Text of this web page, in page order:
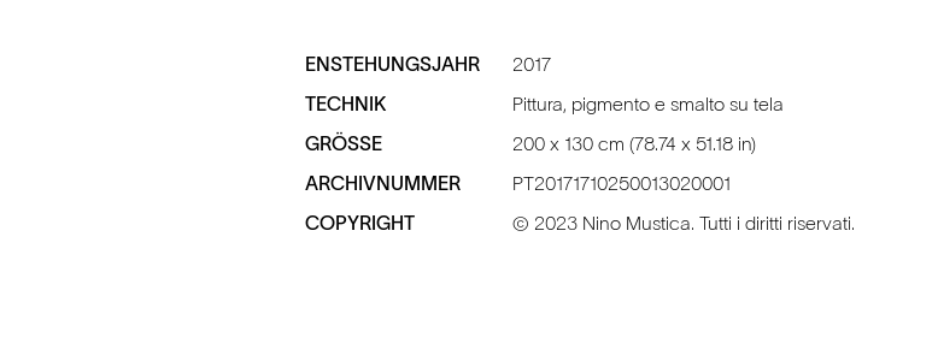
ENSTEHUNGSJAHR 2017
TECHNIK Pittura, pigmento e smalto su tela
GRÖSSE 200 x 130 cm (78.74 x 51.18 in)
ARCHIVNUMMER PT20171710250013020001
COPYRIGHT © 2023 Nino Mustica. Tutti i diritti riservati.